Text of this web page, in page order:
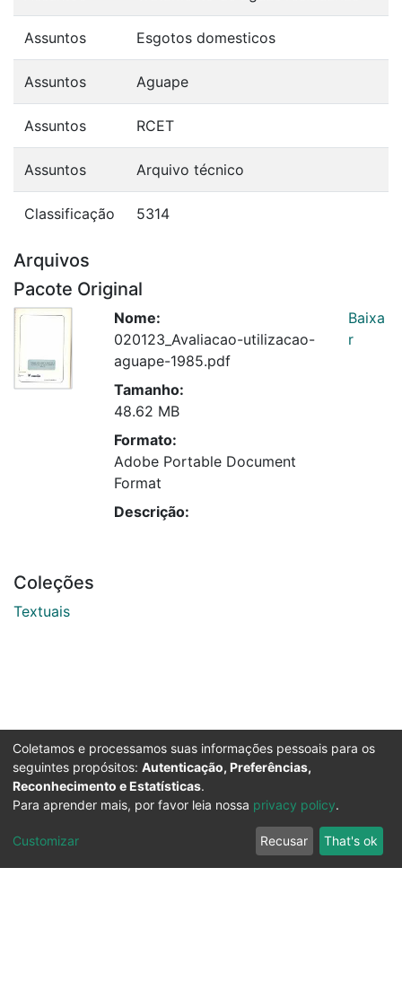
Assuntos Esgotos domesticos
Assuntos Aguape
Assuntos RCET
Assuntos Arquivo técnico
Classificação 5314
Arquivos
Pacote Original
Nome:
020123_Avaliacao-utilizacao-
aguape-1985.pdf
Tamanho:
48.62 MB
Formato:
Adobe Portable Document
Format
Descrição:
Baixa
r
Coleções
Textuais
Coletamos e processamos suas informações pessoais para os
seguintes propósitos: Autenticação, Preferências,
Reconhecimento e Estatísticas.
Para aprender mais, por favor leia nossa privacy policy.
Customizar Recusar That's ok